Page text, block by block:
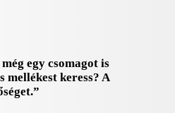
egy csomagot is
mellékest keress? A